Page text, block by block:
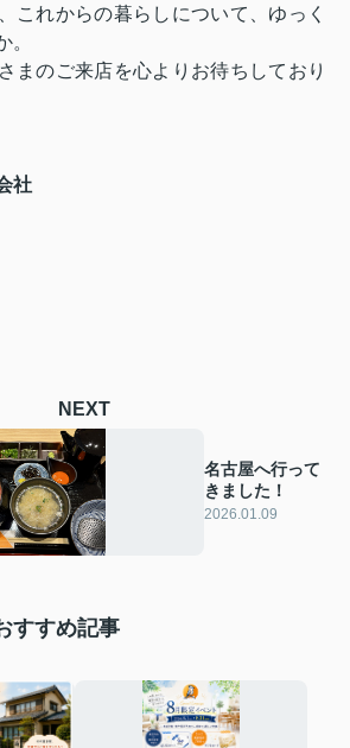
これからの暮らしについて、ゆっく
。
まのご来店を心よりお待ちしており
社
NEXT
名古屋へ行って
きました！
2026.01.09
すすめ記事